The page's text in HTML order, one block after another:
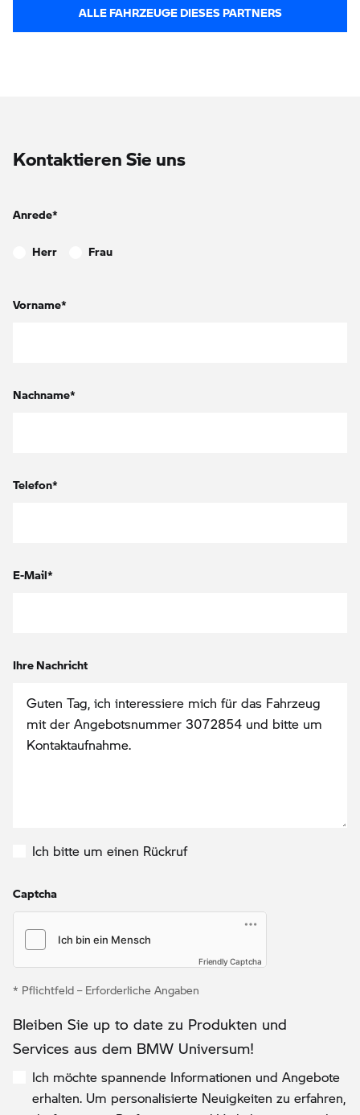
ALLE FAHRZEUGE DIESES PARTNERS
Kontaktieren Sie uns
Anrede*
Herr Frau
Vorname*
Nachname*
Telefon*
E-Mail*
Ihre Nachricht
Ich bitte um einen Rückruf
Captcha
Friendly Captcha
* Pflichtfeld – Erforderliche Angaben
Bleiben Sie up to date zu Produkten und
Services aus dem BMW Universum!
Ich möchte spannende Informationen und Angebote
erhalten. Um personalisierte Neuigkeiten zu erfahren,